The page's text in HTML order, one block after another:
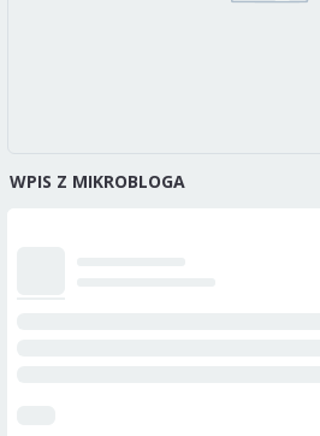
WPIS Z MIKROBLOGA